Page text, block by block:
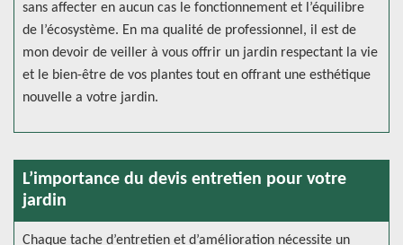
sans affecter en aucun cas le fonctionnement et l’équilibre
de l’écosystème. En ma qualité de professionnel, il est de
mon devoir de veiller à vous offrir un jardin respectant la vie
et le bien-être de vos plantes tout en offrant une esthétique
nouvelle a votre jardin.
L’importance du devis entretien pour votre
jardin
Chaque tache d’entretien et d’amélioration nécessite un